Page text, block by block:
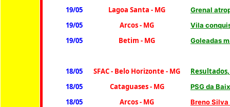
19/05 Lagoa Santa - MG Grenal
19/05 Arcos- MG Vila
19/05 Betim - MG Goleadas
18/05 SFAC - Belo Horizonte - MG
18/05
Cataguases- MG PSG da
18/05 Arcos- MG Breno Silva